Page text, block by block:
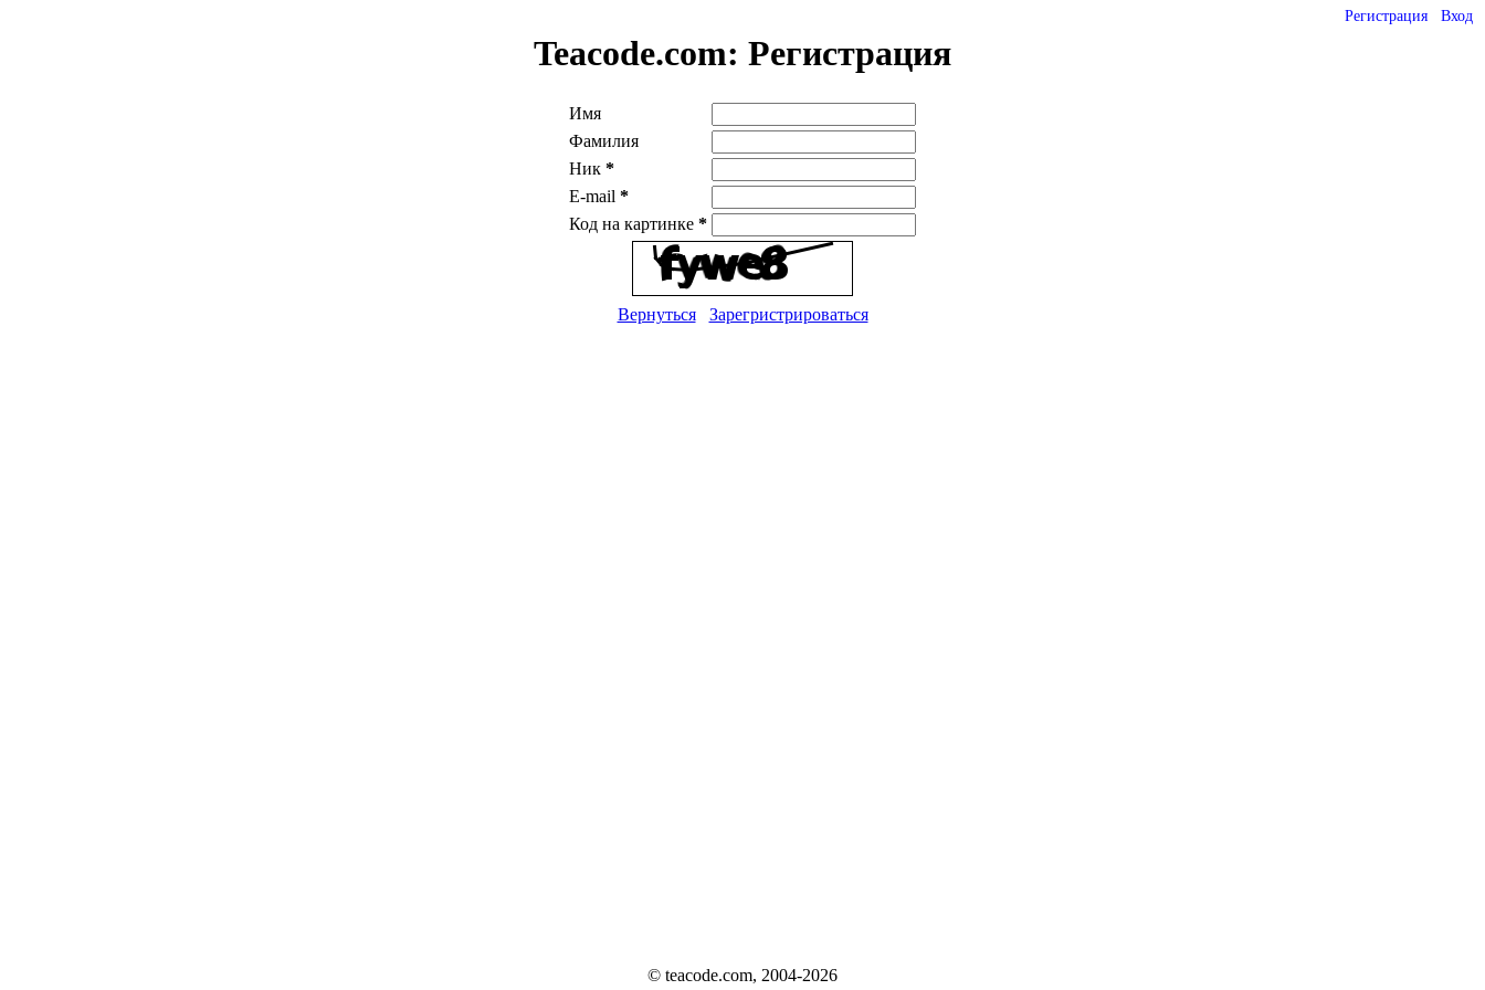
Регистрация Вход
Teacode.com: Регистрация
Имя
Фамилия
Ник *
E-mail *
Код на картинке *
Вернуться Зарегристрироваться
© teacode.com, 2004-2026